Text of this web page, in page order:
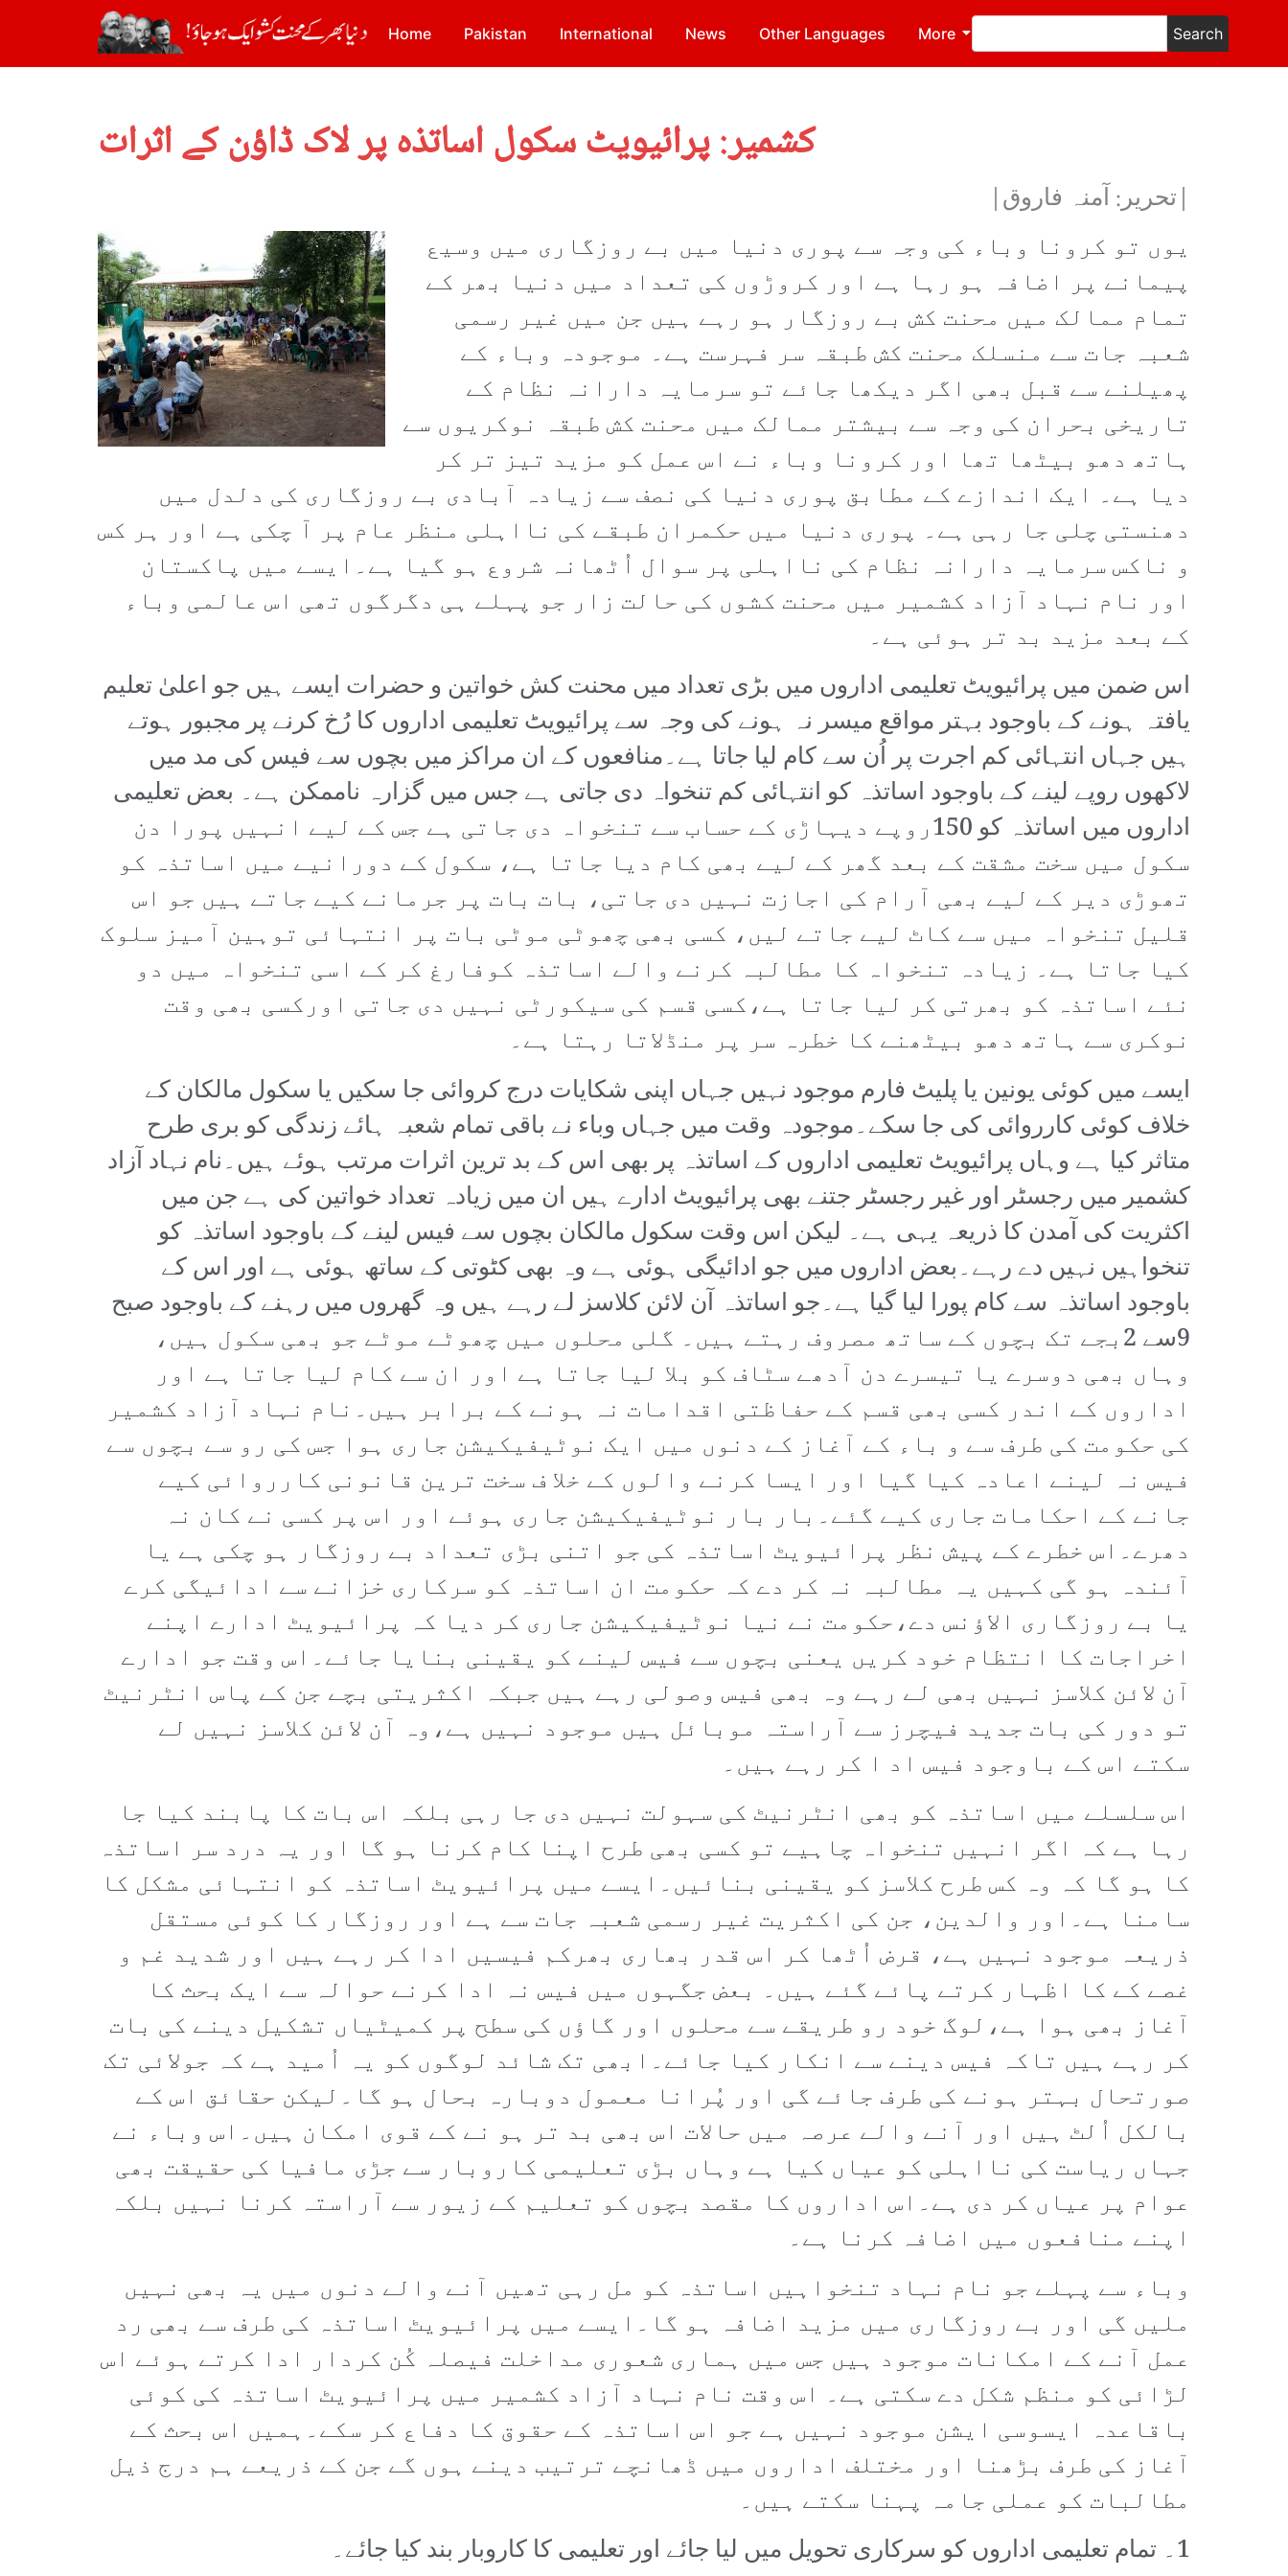
Home Pakistan International News Other Languages More Search
کشمیر: پرائیویٹ سکول اساتذہ پر لاک ڈاؤن کے اثرات
|تحریر: آمنہ فاروق|
یوں تو کرونا وباء کی وجہ سے پوری دنیا میں بے روزگاری میں وسیع
پیمانے پر اضافہ ہو رہا ہے اور کروڑوں کی تعداد میں دنیا بھر کے
تمام ممالک میں محنت کش بے روزگار ہو رہے ہیں جن میں غیر رسمی
شعبہ جات سے منسلک محنت کش طبقہ سر فہرست ہے۔ موجودہ وباء کے
پھیلنے سے قبل بھی اگر دیکھا جائے تو سرمایہ دارانہ نظام کے
تاریخی بحران کی وجہ سے بیشتر ممالک میں محنت کش طبقہ نوکریوں سے
ہاتھ دھو بیٹھا تھا اور کرونا وباء نے اس عمل کو مزید تیز تر کر
دیا ہے۔ ایک اندازے کے مطابق پوری دنیا کی نصف سے زیادہ آبادی بے روزگاری کی دلدل میں
دھنستی چلی جا رہی ہے۔ پوری دنیا میں حکمران طبقے کی نااہلی منظر عام پر آ چکی ہے اور ہر کس
و ناکس سرمایہ دارانہ نظام کی نااہلی پر سوال اُٹھانہ شروع ہو گیا ہے۔ایسے میں پاکستان
اور نام نہاد آزاد کشمیر میں محنت کشوں کی حالت زار جو پہلے ہی دگرگوں تھی اس عالمی وباء
کے بعد مزید بد تر ہوئی ہے۔
اس ضمن میں پرائیویٹ تعلیمی اداروں میں بڑی تعداد میں محنت کش خواتین و حضرات ایسے ہیں جو اعلیٰ تعلیم
یافتہ ہونے کے باوجود بہتر مواقع میسر نہ ہونے کی وجہ سے پرائیویٹ تعلیمی اداروں کا رُخ کرنے پر مجبور ہوتے
ہیں جہاں انتہائی کم اجرت پر اُن سے کام لیا جاتا ہے۔منافعوں کے ان مراکز میں بچوں سے فیس کی مد میں
لاکھوں روپے لینے کے باوجود اساتذہ کو انتہائی کم تنخواہ دی جاتی ہے جس میں گزارہ ناممکن ہے۔ بعض تعلیمی
اداروں میں اساتذہ کو 150روپے دیہاڑی کے حساب سے تنخواہ دی جاتی ہے جس کے لیے انہیں پورا دن
سکول میں سخت مشقت کے بعد گھر کے لیے بھی کام دیا جاتا ہے، سکول کے دورانیے میں اساتذہ کو
تھوڑی دیر کے لیے بھی آرام کی اجازت نہیں دی جاتی، بات بات پر جرمانے کیے جاتے ہیں جو اس
قلیل تنخواہ میں سے کاٹ لیے جاتے لیں، کسی بھی چھوٹی موٹی بات پر انتہائی توہین آمیز سلوک
کیا جاتا ہے۔ زیادہ تنخواہ کا مطالبہ کرنے والے اساتذہ کوفارغ کر کے اسی تنخواہ میں دو
نئے اساتذہ کو بھرتی کر لیا جاتا ہے،کسی قسم کی سیکورٹی نہیں دی جاتی اورکسی بھی وقت
نوکری سے ہاتھ دھو بیٹھنے کا خطرہ سر پر منڈلاتا رہتا ہے۔
ایسے میں کوئی یونین یا پلیٹ فارم موجود نہیں جہاں اپنی شکایات درج کروائی جا سکیں یا سکول مالکان کے
خلاف کوئی کارروائی کی جا سکے۔موجودہ وقت میں جہاں وباء نے باقی تمام شعبہ ہائے زندگی کو بری طرح
متاثر کیا ہے وہاں پرائیویٹ تعلیمی اداروں کے اساتذہ پر بھی اس کے بد ترین اثرات مرتب ہوئے ہیں۔نام نہاد آزاد
کشمیر میں رجسٹر اور غیر رجسٹر جتنے بھی پرائیویٹ ادارے ہیں ان میں زیادہ تعداد خواتین کی ہے جن میں
اکثریت کی آمدن کا ذریعہ یہی ہے۔ لیکن اس وقت سکول مالکان بچوں سے فیس لینے کے باوجود اساتذہ کو
تنخواہیں نہیں دے رہے۔بعض اداروں میں جو ادائیگی ہوئی ہے وہ بھی کٹوتی کے ساتھ ہوئی ہے اور اس کے
باوجود اساتذہ سے کام پورا لیا گیا ہے۔جو اساتذہ آن لائن کلاسز لے رہے ہیں وہ گھروں میں رہنے کے باوجود صبح
9سے 2بجے تک بچوں کے ساتھ مصروف رہتے ہیں۔ گلی محلوں میں چھوٹے موٹے جو بھی سکول ہیں،
وہاں بھی دوسرے یا تیسرے دن آدھے سٹاف کو بلا لیا جاتا ہے اور ان سے کام لیا جاتا ہے اور
اداروں کے اندر کسی بھی قسم کے حفاظتی اقدامات نہ ہونے کے برابر ہیں۔نام نہاد آزاد کشمیر
کی حکومت کی طرف سے و باء کے آغاز کے دنوں میں ایک نوٹیفیکیشن جاری ہوا جس کی رو سے بچوں سے
فیس نہ لینے اعادہ کیا گیا اور ایسا کرنے والوں کے خلا ف سخت ترین قانونی کارروائی کیے
جانے کے احکامات جاری کیے گئے۔بار بار نوٹیفیکیشن جاری ہوئے اور اس پر کسی نے کان نہ
دھرے۔اس خطرے کے پیش نظر پرائیویٹ اساتذہ کی جو اتنی بڑی تعداد بے روزگار ہو چکی ہے یا
آئندہ ہو گی کہیں یہ مطالبہ نہ کر دے کہ حکومت ان اساتذہ کو سرکاری خزانے سے ادائیگی کرے
یا بے روزگاری الاؤنس دے،حکومت نے نیا نوٹیفیکیشن جاری کر دیا کہ پرائیویٹ ادارے اپنے
اخراجات کا انتظام خود کریں یعنی بچوں سے فیس لینے کو یقینی بنایا جائے۔اس وقت جو ادارے
آن لائن کلاسز نہیں بھی لے رہے وہ بھی فیس وصولی رہے ہیں جبکہ اکثریتی بچے جن کے پاس انٹرنیٹ
تو دور کی بات جدید فیچرز سے آراستہ موبائل ہیں موجود نہیں ہے،وہ آن لائن کلاسز نہیں لے
سکتے اس کے باوجود فیس اد ا کر رہے ہیں۔
اس سلسلے میں اساتذہ کو بھی انٹرنیٹ کی سہولت نہیں دی جا رہی بلکہ اس بات کا پابند کیا جا
رہا ہے کہ اگر انہیں تنخواہ چاہیے تو کسی بھی طرح اپنا کام کرنا ہو گا اور یہ درد سر اساتذہ
کا ہو گا کہ وہ کس طرح کلاسز کو یقینی بنائیں۔ایسے میں پرائیویٹ اساتذہ کو انتہائی مشکل کا
سامنا ہے۔اور والدین، جن کی اکثریت غیر رسمی شعبہ جات سے ہے اور روزگار کا کوئی مستقل
ذریعہ موجود نہیں ہے، قرض اُٹھا کر اس قدر بھاری بھرکم فیسیں ادا کر رہے ہیں اور شدید غم و
غصے کے کا اظہار کرتے پائے گئے ہیں۔ بعض جگہوں میں فیس نہ ادا کرنے حوالہ سے ایک بحث کا
آغاز بھی ہوا ہے،لوگ خود رو طریقے سے محلوں اور گاؤں کی سطح پر کمیٹیاں تشکیل دینے کی بات
کر رہے ہیں تاکہ فیس دینے سے انکار کیا جائے۔ابھی تک شائد لوگوں کو یہ اُمید ہے کہ جولائی تک
صورتحال بہتر ہونے کی طرف جائے گی اور پُرانا معمول دوبارہ بحال ہو گا۔لیکن حقائق اس کے
بالکل اُلٹ ہیں اور آنے والے عرصہ میں حالات اس بھی بد تر ہو نے کے قوی امکان ہیں۔اس وباء نے
جہاں ریاست کی نااہلی کو عیاں کیا ہے وہاں بڑی تعلیمی کاروبار سے جڑی مافیا کی حقیقت بھی
عوام پر عیاں کر دی ہے۔اس اداروں کا مقصد بچوں کو تعلیم کے زیور سے آراستہ کرنا نہیں بلکہ
اپنے منافعوں میں اضافہ کرنا ہے۔
وباء سے پہلے جو نام نہاد تنخواہیں اساتذہ کو مل رہی تھیں آنے والے دنوں میں یہ بھی نہیں
ملیں گی اور بے روزگاری میں مزید اضافہ ہو گا۔ایسے میں پرائیویٹ اساتذہ کی طرف سے بھی رد
عمل آنے کے امکانات موجود ہیں جس میں ہماری شعوری مداخلت فیصلہ کُن کردار ادا کرتے ہوئے اس
لڑائی کو منظم شکل دے سکتی ہے۔ اس وقت نام نہاد آزاد کشمیر میں پرائیویٹ اساتذہ کی کوئی
باقاعدہ ایسوسی ایشن موجود نہیں ہے جو اس اساتذہ کے حقوق کا دفاع کر سکے۔ہمیں اس بحث کے
آغاز کی طرف بڑھنا اور مختلف اداروں میں ڈھانچے ترتیب دینے ہوں گے جن کے ذریعے ہم درج ذیل
مطالبات کو عملی جامہ پہنا سکتے ہیں۔
1۔ تمام تعلیمی اداروں کو سرکاری تحویل میں لیا جائے اور تعلیمی کا کاروبار بند کیا جائے۔